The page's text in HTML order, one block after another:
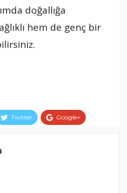
doğallığa
hem de genç bir
Twitter Google+